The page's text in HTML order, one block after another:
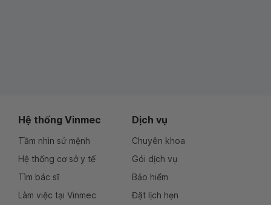
Hệ thống Vinmec
Tầm nhìn sứ mệnh
Hệ thống cơ sở y tế
Tìm bác sĩ
Làm việc tại Vinmec
Dịch vụ
Chuyên khoa
Gói dịch vụ
Bảo hiểm
Đặt lịch hẹn